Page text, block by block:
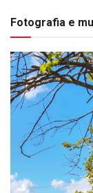
Fotografia e